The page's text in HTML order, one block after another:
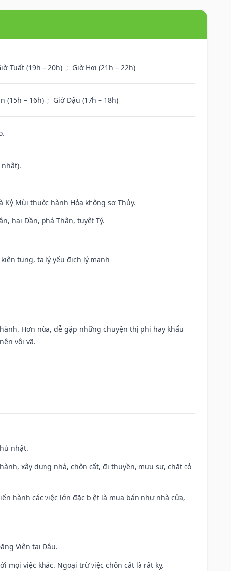
Tuất (19h – 20h) ; Giờ Hợi (21h – 22h)
(15h – 16h) ; Giờ Dậu (17h – 18h)
nhật).
Kỷ Mùi thuộc hành Hỏa không sợ Thủy.
hại Dần, phá Thân, tuyệt Tý.
tụng, ta lý yếu địch lý mạnh
Hơn nữa, dễ gặp những chuyện thị phi hay khẩu
vội vã.
nhật.
xây dựng nhà, chôn cất, đi thuyền, mưu sự, chặt cỏ
hành các việc lớn đặc biệt là mua bán như nhà cửa,
Viên tại Dậu.
mọi việc khác. Ngoại trừ việc chôn cất là rất kỵ.